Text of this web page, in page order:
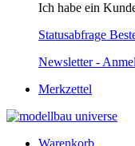
Ich habe ein
Statusabfrage
Newsletter -
Merkzettel
Warenkorb